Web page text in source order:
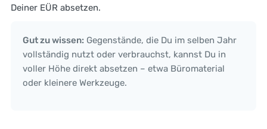
Deiner EÜR absetzen.
Gut zu wissen: Gegenstände, die Du im selben Jahr
vollständig nutzt oder verbrauchst, kannst Du in
voller Höhe direkt absetzen – etwa Büromaterial
oder kleinere Werkzeuge.